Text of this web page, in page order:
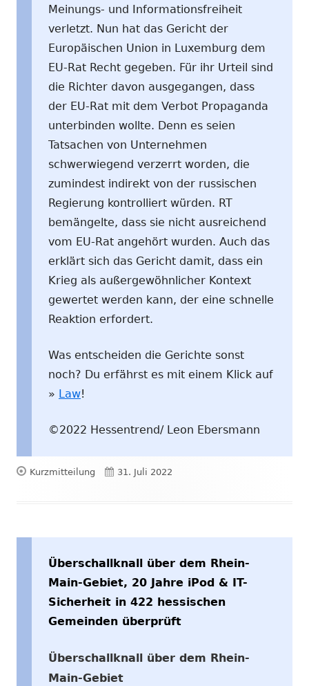
Meinungs- und Informationsfreiheit
verletzt. Nun hat das Gericht der
Europäischen Union in Luxemburg dem
EU-Rat Recht gegeben. Für ihr Urteil sind
die Richter davon ausgegangen, dass
der EU-Rat mit dem Verbot Propaganda
unterbinden wollte. Denn es seien
Tatsachen von Unternehmen
schwerwiegend verzerrt worden, die
zumindest indirekt von der russischen
Regierung kontrolliert würden. RT
bemängelte, dass sie nicht ausreichend
vom EU-Rat angehört wurden. Auch das
erklärt sich das Gericht damit, dass ein
Krieg als außergewöhnlicher Kontext
gewertet werden kann, der eine schnelle
Reaktion erfordert.
Was entscheiden die Gerichte sonst
noch? Du erfährst es mit einem Klick auf
» Law!
©2022 Hessentrend/ Leon Ebersmann
Format
Kurzmitteilung Veröffentlicht
31. Juli 2022
Überschallknall über dem Rhein-
Main-Gebiet, 20 Jahre iPod & IT-
Sicherheit in 422 hessischen
Gemeinden überprüft
Überschallknall über dem Rhein-
Main-Gebiet